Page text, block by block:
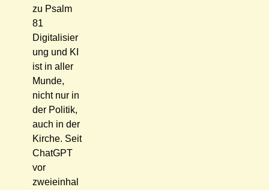
zu Psalm
81
Digitalisier
ung und KI
ist in aller
Munde,
nicht nur in
der Politik,
auch in der
Kirche. Seit
ChatGPT
vor
zweieinhal